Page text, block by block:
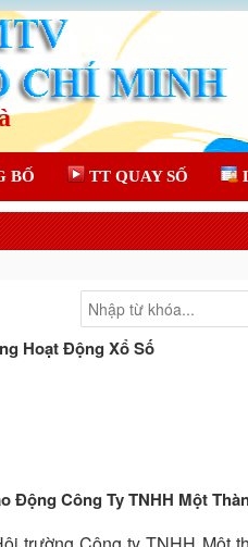
BỐ TT QUAY SỐ
Hoạt Động Xổ Số
Động Công Ty TNHH Một